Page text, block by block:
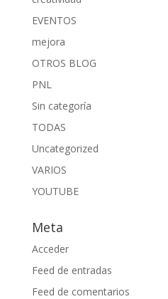
EVENTOS
mejora
OTROS BLOG
PNL
Sin categoría
TODAS
Uncategorized
VARIOS
YOUTUBE
Meta
Acceder
Feed de entradas
Feed de comentarios